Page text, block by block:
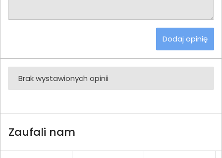
Dodaj opinię
Brak wystawionych opinii
Zaufali nam